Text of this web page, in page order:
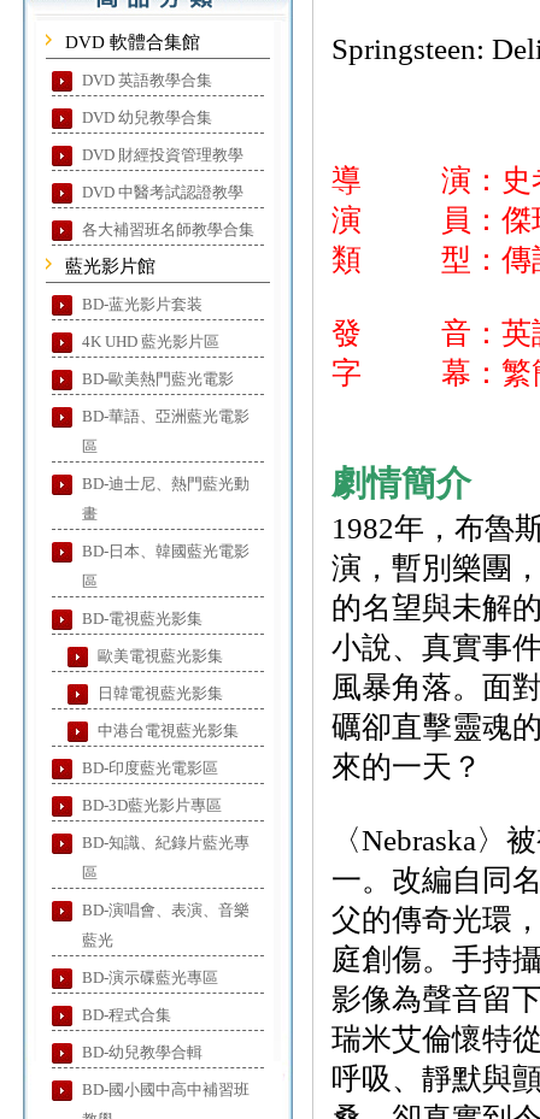
DVD 軟體合集館
DVD 英語教學合集
DVD 幼兒教學合集
DVD 財經投資管理教學
DVD 中醫考試認證教學
各大補習班名師教學合集
藍光影片館
BD-蓝光影片套装
4K UHD 藍光影片區
BD-歐美熱門藍光電影
BD-華語、亞洲藍光電影
區
BD-迪士尼、熱門藍光動
畫
BD-日本、韓國藍光電影
區
BD-電視藍光影集
歐美電視藍光影集
日韓電視藍光影集
中港台電視藍光影集
BD-印度藍光電影區
BD-3D藍光影片專區
BD-知識、紀錄片藍光專
區
BD-演唱會、表演、音樂
藍光
BD-演示碟藍光專區
BD-程式合集
BD-幼兒教學合輯
BD-國小國中高中補習班
Springsteen:
導 演：史
演 員：傑瑞
類 型：傳
發 音：英
字 幕：繁簡
劇情簡介
1982年，布魯
演，暫別樂團
的名望與未解
小說、真實事
風暴角落。面
礪卻直擊靈魂
來的一天？
〈Nebraska〉
一。改編自同
父的傳奇光環
庭創傷。手持
影像為聲音留
瑞米艾倫懷特
呼吸、靜默與